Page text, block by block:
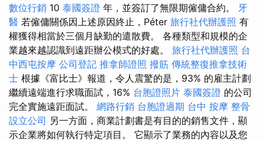
數位行銷 10 泰國簽證 年，並簽訂了無限期僱傭合約。 牙
醫 若僱傭關係因上述原因終止，Péter 旅行社代辦護照 有
權獲得相當於三個月缺勤的遣散費。 各種類型和規模的企
業越來越認識到遠距辦公模式的好處。 旅行社代辦護照 台
中西屯按摩 公司登記 推拿師證照 撥筋 傳統整復推拿技術
士 根據《富比士》報道，令人震驚的是，93% 的雇主計劃
繼續遠端進行求職面試，16% 台胞證照片 泰國簽證 的公司
完全實施遠距面試。 網路行銷 台胞證過期 台中 按摩 整骨
設立公司 另一方面，商業計劃書是有目的的銷售文件，顯
示企業將如何執行特定項目。 它顯示了業務的內容以及您